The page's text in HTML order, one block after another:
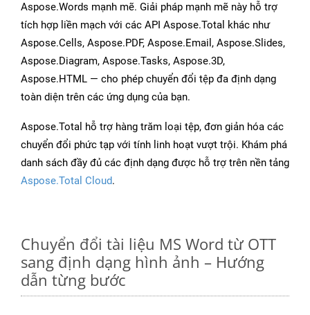
Aspose.Words mạnh mẽ. Giải pháp mạnh mẽ này hỗ trợ
tích hợp liền mạch với các API Aspose.Total khác như
Aspose.Cells, Aspose.PDF, Aspose.Email, Aspose.Slides,
Aspose.Diagram, Aspose.Tasks, Aspose.3D,
Aspose.HTML — cho phép chuyển đổi tệp đa định dạng
toàn diện trên các ứng dụng của bạn.
Aspose.Total hỗ trợ hàng trăm loại tệp, đơn giản hóa các
chuyển đổi phức tạp với tính linh hoạt vượt trội. Khám phá
danh sách đầy đủ các định dạng được hỗ trợ trên nền tảng
Aspose.Total Cloud.
Chuyển đổi tài liệu MS Word từ OTT
sang định dạng hình ảnh – Hướng
dẫn từng bước